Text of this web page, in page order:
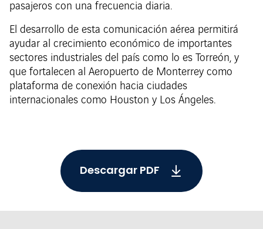
pasajeros con una frecuencia diaria.
El desarrollo de esta comunicación aérea permitirá
ayudar al crecimiento económico de importantes
sectores industriales del país como lo es Torreón, y
que fortalecen al Aeropuerto de Monterrey como
plataforma de conexión hacia ciudades
internacionales como Houston y Los Ángeles.
Descargar PDF